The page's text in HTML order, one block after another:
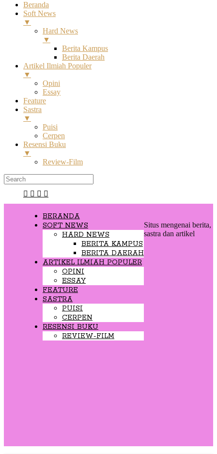
Beranda
Soft News
▼
Hard News
▼
Berita Kampus
Berita Daerah
Artikel Ilmiah Populer
▼
Opini
Essay
Feature
Sastra
▼
Puisi
Cerpen
Resensi Buku
▼
Review-Film
BERANDA
SOFT NEWS
HARD NEWS
BERITA KAMPUS
BERITA DAERAH
ARTIKEL ILMIAH POPULER
OPINI
ESSAY
FEATURE
SASTRA
PUISI
CERPEN
RESENSI BUKU
REVIEW-FILM
Situs mengenai berita,
sastra dan artikel